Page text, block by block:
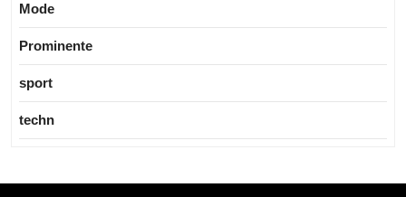
Mode
Prominente
sport
techn